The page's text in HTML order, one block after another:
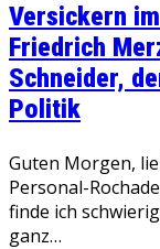
Versickern
Friedrich
Schneider,
Politik
Guten Morgen,
Personal-
finde ich
ganz…